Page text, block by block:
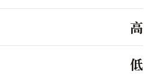
高
低